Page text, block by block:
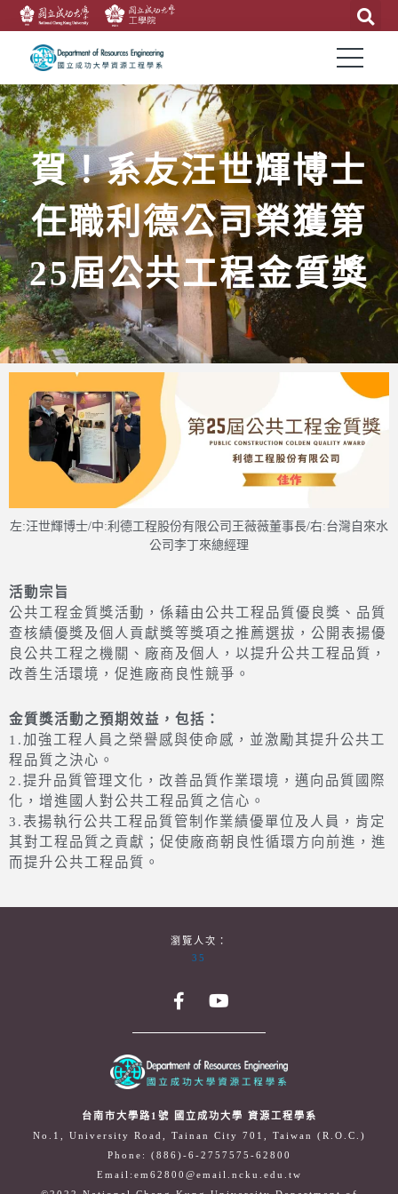
賀！系友汪世輝博士
任職利德公司榮獲第
25屆公共工程金質獎
左:汪世輝博士/中:利德工程股份有限公司王薇薇董事長/右:台灣自來水
公司李丁來總經理
活動宗旨
公共工程金質獎活動，係藉由公共工程品質優良獎、品質
查核績優獎及個人貢獻獎等獎項之推薦選拔，公開表揚優
良公共工程之機關、廠商及個人，以提升公共工程品質，
改善生活環境，促進廠商良性競爭。
金質獎活動之預期效益，包括：
1.加強工程人員之榮譽感與使命感，並激勵其提升公共工
程品質之決心。
2.提升品質管理文化，改善品質作業環境，邁向品質國際
化，增進國人對公共工程品質之信心。
3.表揚執行公共工程品質管制作業績優單位及人員，肯定
其對工程品質之貢獻；促使廠商朝良性循環方向前進，進
而提升公共工程品質。
瀏覽人次：
35
台南市大學路1號 國立成功大學 資源工程學系
No.1, University Road, Tainan City 701, Taiwan (R.O.C.)
Phone: (886)-6-2757575-62800
Email:em62800@email.ncku.edu.tw